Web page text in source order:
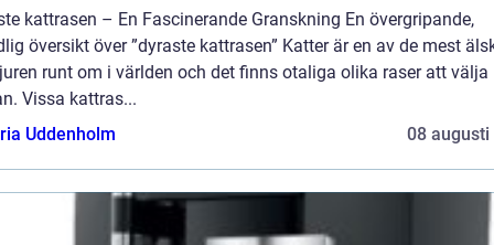
kattrasen – En Fascinerande Granskning En övergripande,
översikt över ”dyraste kattrasen” Katter är en av de mest
runt om i världen och det finns otaliga olika raser att välja
Vissa kattras...
Uddenholm
08 augusti